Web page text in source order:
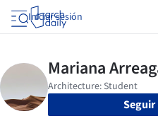
Iniciar sesión
Seguir